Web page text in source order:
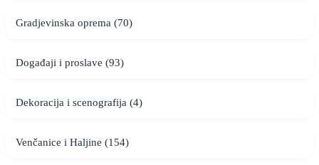
Gradjevinska oprema (70)
Događaji i proslave (93)
Dekoracija i scenografija (4)
Venčanice i Haljine (154)